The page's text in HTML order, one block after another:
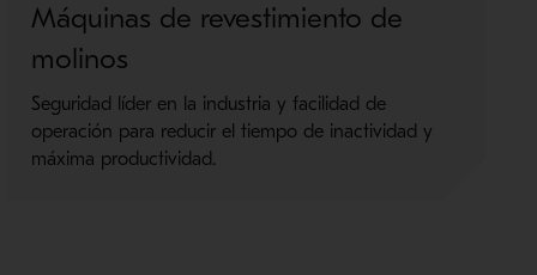
Máquinas de revestimiento de
molinos
Seguridad líder en la industria y facilidad de
operación para reducir el tiempo de inactividad y
máxima productividad.